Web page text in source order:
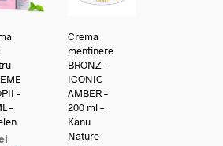
–
–
Crema
mentinere
BRONZ –
ICONIC
AMBER –
200 ml –
Kanu
Nature